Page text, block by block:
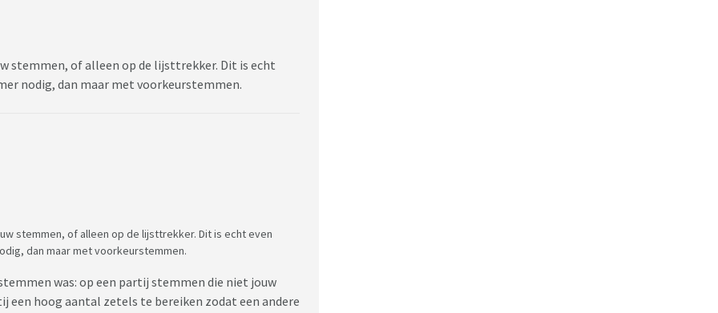
stemmen, of alleen op de lijsttrekker. Dit is echt
nodig, dan maar met voorkeurstemmen.
stemmen, of alleen op de lijsttrekker. Dit is echt even
dan maar met voorkeurstemmen.
was: op een partij stemmen die niet jouw
een hoog aantal zetels te bereiken zodat een andere